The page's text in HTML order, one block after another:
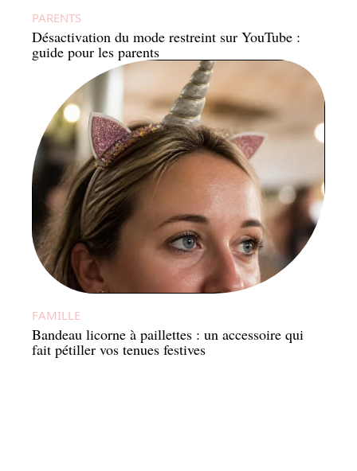
PARENTS
Désactivation du mode restreint sur YouTube :
guide pour les parents
FAMILLE
Bandeau licorne à paillettes : un accessoire qui
fait pétiller vos tenues festives